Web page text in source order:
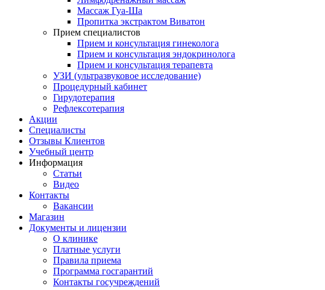
Массаж Гуа-Ша
Пропитка экстрактом Виватон
Прием специалистов
Прием и консультация гинеколога
Прием и консультация эндокринолога
Прием и консультация терапевта
УЗИ (ультразвуковое исследование)
Процедурный кабинет
Гирудотерапия
Рефлексотерапия
Акции
Специалисты
Отзывы Клиентов
Учебный центр
Информация
Статьи
Видео
Контакты
Вакансии
Магазин
Документы и лицензии
О клинике
Платные услуги
Правила приема
Программа госгарантий
Контакты госучреждений